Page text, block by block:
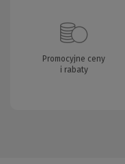
Promocyjne ceny
i rabaty